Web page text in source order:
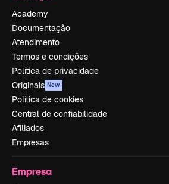
Academy
Documentação
Atendimento
Termos e condições
Política de privacidade
Originais New
Política de cookies
Central de confiabilidade
Afiliados
Empresas
Empresa